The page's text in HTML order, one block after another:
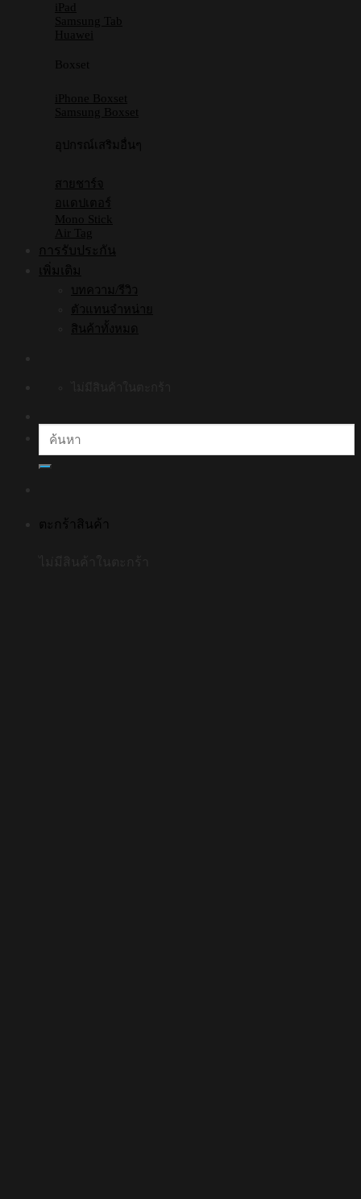
iPad
Samsung Tab
Huawei
Boxset
iPhone Boxset
Samsung Boxset
อุปกรณ์เสริมอื่นๆ
สายชาร์จ
อแดปเตอร์
Mono Stick
Air Tag
การรับประกัน
เพิ่มเติม
บทความ/รีวิว
ตัวแทนจำหน่าย
สินค้าทั้งหมด
ค้นหา:
ตะกร้าสินค้า